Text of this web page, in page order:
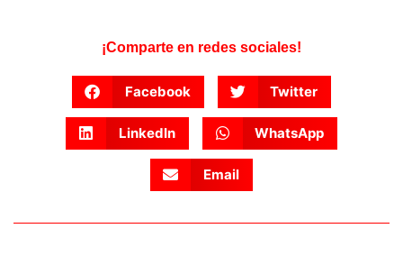
¡Comparte en redes sociales!
Facebook Twitter
LinkedIn WhatsApp
Email